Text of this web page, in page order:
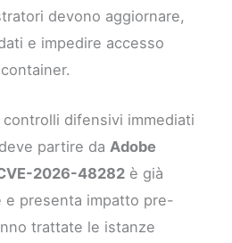
devono aggiornare,
e impedire accesso
difensivi immediati
partire da Adobe
2026-48282 è già
presenta impatto pre-
trattate le istanze